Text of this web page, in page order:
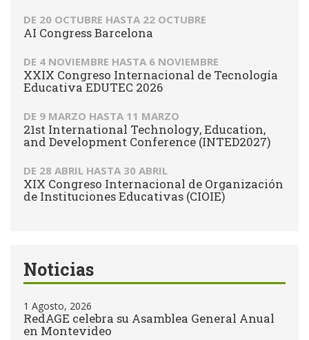
DE 20 OCTUBRE HASTA 22 OCTUBRE
AI Congress Barcelona
DE 4 NOVIEMBRE HASTA 6 NOVIEMBRE
XXIX Congreso Internacional de Tecnología
Educativa EDUTEC 2026
DE 9 MARZO HASTA 11 MARZO
21st International Technology, Education,
and Development Conference (INTED2027)
DE 28 ABRIL HASTA 30 ABRIL
XIX Congreso Internacional de Organización
de Instituciones Educativas (CIOIE)
Noticias
1 Agosto, 2026
RedAGE celebra su Asamblea General Anual
en Montevideo